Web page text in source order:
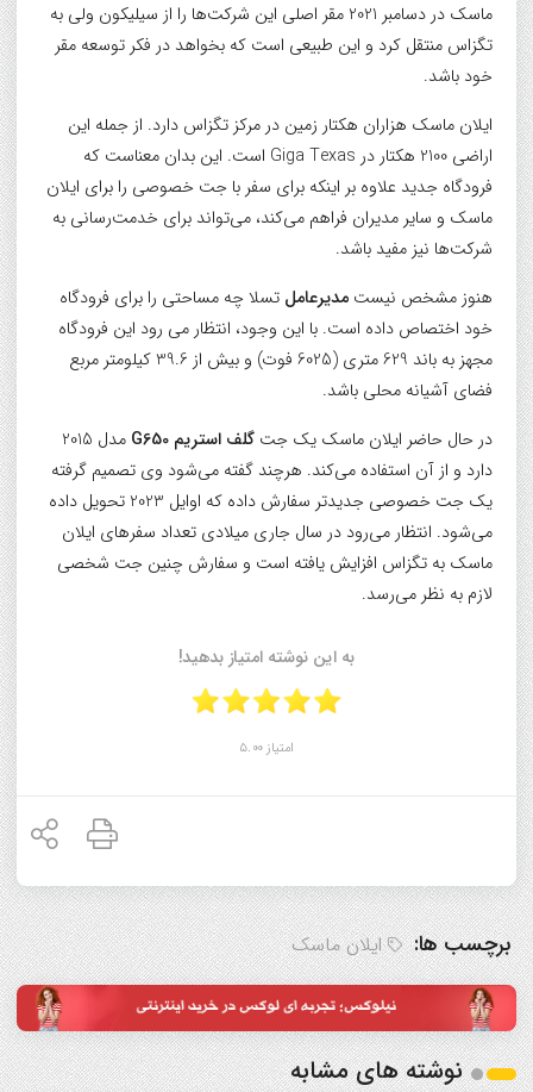
ماسک در دسامبر 2021 مقر اصلی این شرکت‌ها را از سیلیکون ولی به
تگزاس منتقل کرد و این طبیعی است که بخواهد در فکر توسعه مقر
خود باشد.
ایلان ماسک هزاران هکتار زمین در مرکز تگزاس دارد. از جمله این
اراضی 2100 هکتار در Giga Texas است. این بدان معناست که
فرودگاه جدید علاوه بر اینکه برای سفر با جت خصوصی را برای ایلان
ماسک و سایر مدیران فراهم می‌کند، می‌تواند برای خدمت‌رسانی به
شرکت‌ها نیز مفید باشد.
هنوز مشخص نیست مدیرعامل تسلا چه مساحتی را برای فرودگاه
خود اختصاص داده است. با این وجود، انتظار می رود این فرودگاه
مجهز به باند 629 متری (6025 فوت) و بیش از 39.6 کیلومتر مربع
فضای آشیانه محلی باشد.
در حال حاضر ایلان ماسک یک جت گلف استریم G650
مدل 2015
دارد و از آن استفاده می‌کند. هرچند گفته می‌شود وی تصمیم گرفته
یک جت خصوصی جدیدتر سفارش داده که اوایل 2023 تحویل داده
می‌شود. انتظار می‌رود در سال جاری میلادی تعداد سفرهای ایلان
ماسک به تگزاس افزایش یافته است و سفارش چنین جت شخصی
لازم به نظر می‌رسد.
به این نوشته امتیاز بدهید!
امتیاز 5.00
برچسب ها: ایلان ماسک
نوشته های مشابه